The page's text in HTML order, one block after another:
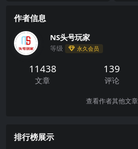
作者信息
NS头号玩家
等级 永久会员
11438
文章
139
评论
查看作者其他文章
排行榜展示